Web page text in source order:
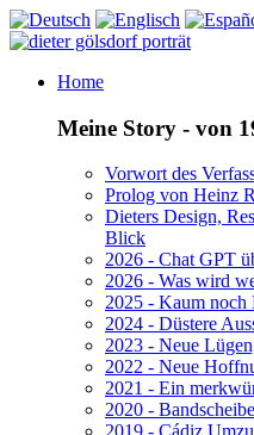
Home
Meine Story - von
Vorwort des
Prolog von Heinz
Dieters Design,
Blick
2026 - Chat GPT
2026 - Was wird
2025 - Kaum noch
2024 - Düstere
2023 - Neue
2022 - Neue
2021 - Ein
2020 -